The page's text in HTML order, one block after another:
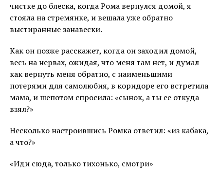
чистке до блеска, когда Рома вернулся домой, я
стояла на стремянке, и вешала уже обратно
выстиранные занавески.
Как он позже расскажет, когда он заходил домой,
весь на нервах, ожидая, что меня там нет, и думал
как вернуть меня обратно, с наименьшими
потерями для самолюбия, в коридоре его встретила
мама, и шепотом спросила: «сынок, а ты ее откуда
взял?»
Несколько настроившись Ромка ответил: «из кабака,
а что?»
«Иди сюда, только тихонько, смотри»